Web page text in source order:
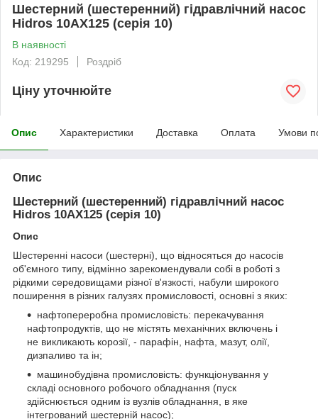
Шестерний (шестеренний) гідравлічний насос
Hidros 10АХ125 (серія 10)
В наявності
Код: 219295
Роздріб
Ціну уточнюйте
Опис Характеристики Доставка Оплата Умови
Опис
Шестерний (шестеренний) гідравлічний насос
Hidros 10АХ125 (серія 10)
Опис
Шестеренні насоси (шестерні), що відносяться до насосів
об'ємного типу, відмінно зарекомендували собі в роботі з
рідкими середовищами різної в'язкості, набули широкого
поширення в різних галузях промисловості, основні з яких:
нафтопереробна промисловість: перекачування
нафтопродуктів, що не містять механічних включень і
не викликають корозії, - парафін, нафта, мазут, олії,
дизпаливо та ін;
машинобудівна промисловість: функціонування у
складі основного робочого обладнання (пуск
здійснюється одним із вузлів обладнання, в яке
інтегрований шестерній насос);